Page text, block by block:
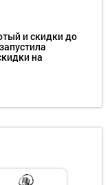
и скидки до
на